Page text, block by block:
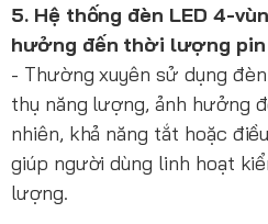
5. Hệ thống đèn LED 4-
hưởng đến thời lượng pin
- Thường xuyên sử dụng
thụ năng lượng, ảnh hưởng
nhiên, khả năng tắt hoặc
giúp người dùng linh hoạt
lượng.